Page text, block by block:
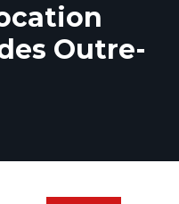
Outre-